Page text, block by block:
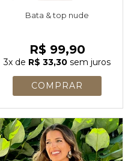
Bata & top nude
R$ 99,90
3x de R$ 33,30 sem juros